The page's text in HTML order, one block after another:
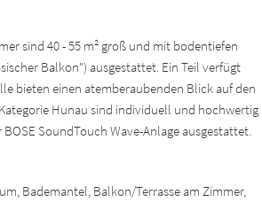
sind 40 - 55 m² groß und mit bodentiefen
Balkon") ausgestattet. Ein Teil verfügt
bieten einen atemberaubenden Blick auf den
Hunau sind individuell und hochwertig
SoundTouch Wave-Anlage ausgestattet.
Bademantel, Balkon/Terrasse am Zimmer,